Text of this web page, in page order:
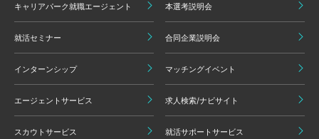
キャリアパーク就職エージェント 本選考説明会
就活セミナー 合同企業説明会
インターンシップ マッチングイベント
エージェントサービス 求人検索/ナビサイト
スカウトサービス 就活サポートサービス